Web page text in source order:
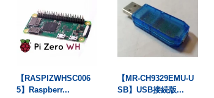
【RASPIZWHSC006
5】Raspberr...
【MR-CH9329EMU-U
SB】USB接続版...